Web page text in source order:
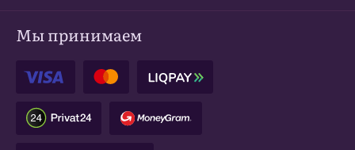
Мы принимаем